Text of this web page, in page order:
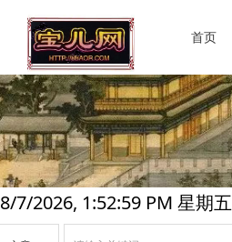
首页
8/7/2026, 1:52:59 PM 星期五